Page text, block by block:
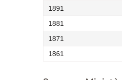
1891
1881
1871
1861